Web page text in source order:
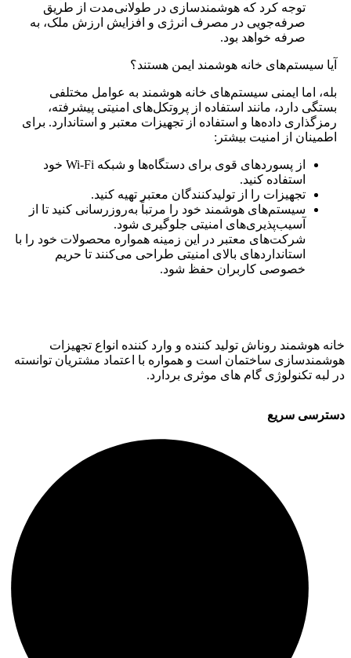
توجه کرد که هوشمندسازی در طولانی‌مدت از طریق
صرفه‌جویی در مصرف انرژی و افزایش ارزش ملک، به
صرفه خواهد بود.
آیا سیستم‌های خانه هوشمند ایمن هستند؟
بله، اما ایمنی سیستم‌های خانه هوشمند به عوامل مختلفی
بستگی دارد، مانند استفاده از پروتکل‌های امنیتی پیشرفته،
رمزگذاری داده‌ها و استفاده از تجهیزات معتبر و استاندارد. برای
اطمینان از امنیت بیشتر:
از پسوردهای قوی برای دستگاه‌ها و شبکه Wi-Fi خود
استفاده کنید.
تجهیزات را از تولیدکنندگان معتبر تهیه کنید.
سیستم‌های هوشمند خود را مرتباً به‌روزرسانی کنید تا از
آسیب‌پذیری‌های امنیتی جلوگیری شود.
شرکت‌های معتبر در این زمینه همواره محصولات خود را با
استانداردهای بالای امنیتی طراحی می‌کنند تا حریم
خصوصی کاربران حفظ شود.
خانه هوشمند روناش تولید کننده و وارد کننده انواع تجهیزات
هوشمندسازی ساختمان است و همواره با اعتماد مشتریان توانسته
در لبه تکنولوژی گام های موثری بردارد.
دسترسی سریع